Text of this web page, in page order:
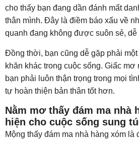
cho thấy bạn đang dần đánh mất
thân mình. Đây là điềm báo xấu về
quanh đang không được suôn sẻ, dễ
Đồng thời, bạn cũng dễ gặp phải
khăn khác trong cuộc sống. Giấc
bạn phải luôn thận trọng trong mọi
tự hoàn thiện bản thân tốt hơn.
Nằm mơ thấy đám ma nhà
hiện cho cuộc sống sung
Mộng thấy đám ma nhà hàng xóm là